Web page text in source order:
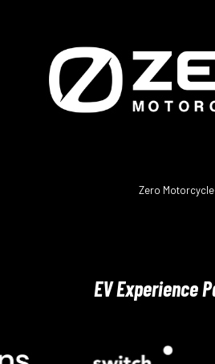
Zero
EV Experience